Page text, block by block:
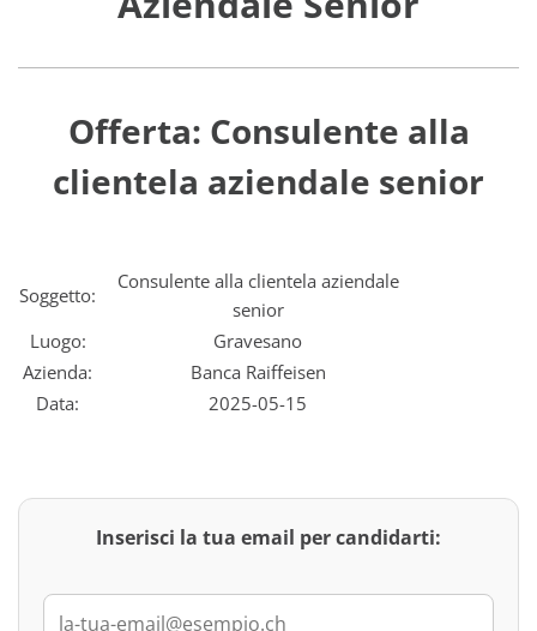
Offerta: Consulente alla
clientela aziendale senior
Soggetto:
Consulente alla clientela aziendale
senior
Luogo:
Gravesano
Azienda:
Banca Raiffeisen
Data:
2025-05-15
Inserisci la tua email per candidarti: